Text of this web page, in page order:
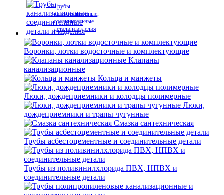
Трубы
канализационные,
соединительные
детали и изделия
Воронки, лотки водосточные и комплектующие
Клапаны
канализационные
Кольца и манжеты
Люки, дождеприемники и колодцы полимерные
Люки,
дождеприемники и трапы чугунные
Смазка сантехническая
Трубы асбестоцементные и соединительные детали
Трубы из поливинилхлорида ПВХ, НПВХ и
соединительные детали